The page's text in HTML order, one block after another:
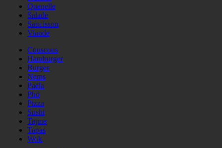
Quenelle
Salade
Saucisson
Viande
Couscous
Hamburger
Burger
Nems
Paëla
Phö
Pizza
Sushi
Tajine
Tapas
Wok